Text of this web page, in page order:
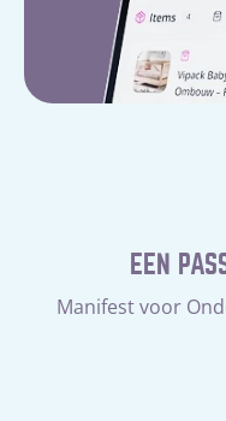
EEN
Manifest voor